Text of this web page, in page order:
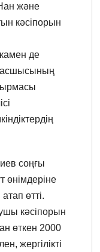
және
кәсіпорын
де
соңғы
өнімдеріне
өтті.
кәсіпорын
өткен 2000
жергілікті